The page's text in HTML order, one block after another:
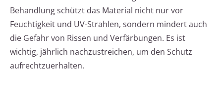
Behandlung schützt das Material nicht nur vor
Feuchtigkeit und UV-Strahlen, sondern mindert auch
die Gefahr von Rissen und Verfärbungen. Es ist
wichtig, jährlich nachzustreichen, um den Schutz
aufrechtzuerhalten.